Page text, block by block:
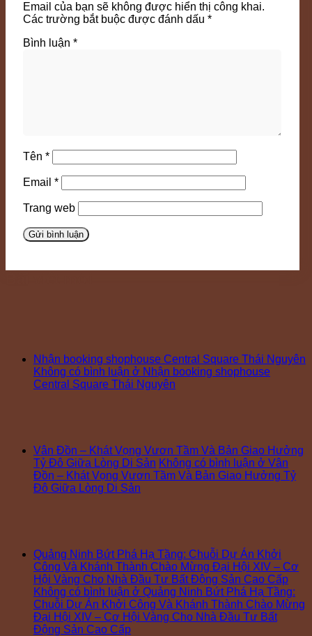
Email của bạn sẽ không được hiển thị công khai.
Các trường bắt buộc được đánh dấu *
Bình luận *
Tên *
Email *
Trang web
Nhận booking shophouse Central Square Thái Nguyên
Không có bình luận ở Nhận booking shophouse
Central Square Thái Nguyên
Vân Đồn – Khát Vọng Vươn Tầm Và Bản Giao Hưởng
Tỷ Đô Giữa Lòng Di Sản Không có bình luận ở Vân
Đồn – Khát Vọng Vươn Tầm Và Bản Giao Hưởng Tỷ
Đô Giữa Lòng Di Sản
Quảng Ninh Bứt Phá Hạ Tầng: Chuỗi Dự Án Khởi
Công Và Khánh Thành Chào Mừng Đại Hội XIV – Cơ
Hội Vàng Cho Nhà Đầu Tư Bất Động Sản Cao Cấp
Không có bình luận ở Quảng Ninh Bứt Phá Hạ Tầng:
Chuỗi Dự Án Khởi Công Và Khánh Thành Chào Mừng
Đại Hội XIV – Cơ Hội Vàng Cho Nhà Đầu Tư Bất
Động Sản Cao Cấp